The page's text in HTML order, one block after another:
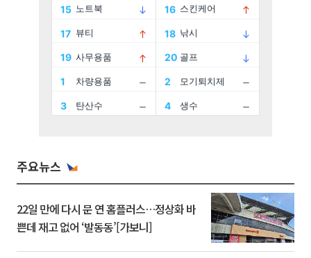
주요뉴스
22일 만에 다시 문 연 홈플러스…정상화 바
쁜데 재고 없어 ‘발동동’[가보니]